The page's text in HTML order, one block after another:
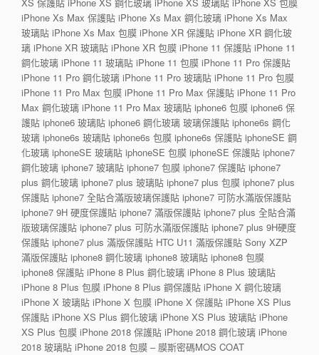
XS 保護貼 iPhone XS 鋼化玻璃 iPhone XS 玻璃貼 iPhone XS 包膜
iPhone Xs Max 保護貼 iPhone Xs Max 鋼化玻璃 iPhone Xs Max
玻璃貼 iPhone Xs Max 包膜 iPhone XR 保護貼 iPhone XR 鋼化玻
璃 iPhone XR 玻璃貼 iPhone XR 包膜 iPhone 11 保護貼 iPhone 11
鋼化玻璃 iPhone 11 玻璃貼 iPhone 11 包膜 iPhone 11 Pro 保護貼
iPhone 11 Pro 鋼化玻璃 iPhone 11 Pro 玻璃貼 iPhone 11 Pro 包膜
iPhone 11 Pro Max 包膜 iPhone 11 Pro Max 保護貼 iPhone 11 Pro
Max 鋼化玻璃 iPhone 11 Pro Max 玻璃貼 iphone6 包膜 iphone6 保
護貼 iphone6 玻璃貼 iphone6 鋼化玻璃 玻璃保護貼 iphone6s 鋼化
玻璃 iphone6s 玻璃貼 iphone6s 包膜 iphone6s 保護貼 iphoneSE 鋼
化玻璃 iphoneSE 玻璃貼 iphoneSE 包膜 iphoneSE 保護貼 iphone7
鋼化玻璃 iphone7 玻璃貼 iphone7 包膜 iphone7 保護貼 iphone7
plus 鋼化玻璃 iphone7 plus 玻璃貼 iphone7 plus 包膜 iphone7 plus
保護貼 iphone7 全貼合滿版玻璃保護貼 iphone7 可防水滿版保護貼
iphone7 9H 硬度保護貼 iphone7 滿版保護貼 iphone7 plus 全貼合滿
版玻璃保護貼 iphone7 plus 可防水滿版保護貼 iphone7 plus 9H硬度
保護貼 iphone7 plus 滿版保護貼 HTC U11 滿版保護貼 Sony XZP
滿版保護貼 iphone8 鋼化玻璃 iphone8 玻璃貼 iphone8 包膜
iphone8 保護貼 iPhone 8 Plus 鋼化玻璃 iPhone 8 Plus 玻璃貼
iPhone 8 Plus 包膜 iPhone 8 Plus 鋼保護貼 iPhone X 鋼化玻璃
iPhone X 玻璃貼 iPhone X 包膜 iPhone X 保護貼 iPhone XS Plus
保護貼 iPhone XS Plus 鋼化玻璃 iPhone XS Plus 玻璃貼 iPhone
XS Plus 包膜 iPhone 2018 保護貼 iPhone 2018 鋼化玻璃 iPhone
2018 玻璃貼 iPhone 2018 包膜 – 膜斯密碼MOS COAT